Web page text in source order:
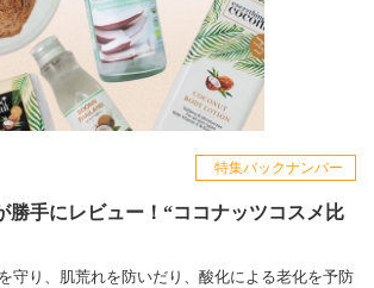
特集バックナンバー
勝手にレビュー！“ココナッツコスメ比
守り、肌荒れを防いだり、酸化による老化を予防